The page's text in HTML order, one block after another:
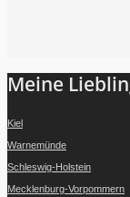
Meine
Kiel
Warnemünde
Schleswig-Holstein
Mecklenburg-Vorpommern